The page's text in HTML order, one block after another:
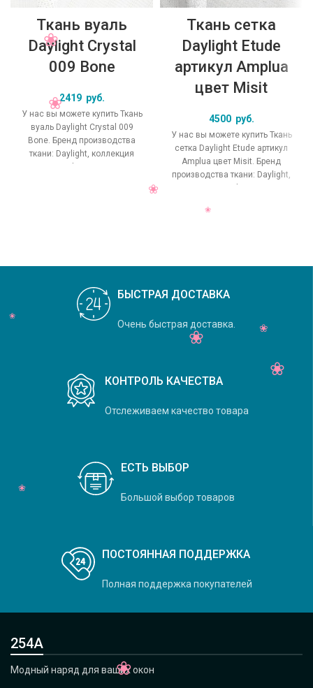
Ткань вуаль
Daylight Crystal
009 Bone
2419 руб.
У нас вы можете купить Ткань
вуаль Daylight Crystal 009
Bone. Бренд производства
ткани: Daylight, коллекция
Crystal, основной
Ткань сетка
Daylight Etude
артикул Amplua
цвет Misit
4500 руб.
У нас вы можете купить Ткань
сетка Daylight Etude артикул
Amplua цвет Misit. Бренд
производства ткани: Daylight,
коллекция Etude, основной
БЫСТРАЯ ДОСТАВКА
Очень быстрая доставка.
КОНТРОЛЬ КАЧЕСТВА
Отслеживаем качество товара
ЕСТЬ ВЫБОР
Большой выбор товаров
ПОСТОЯННАЯ ПОДДЕРЖКА
Полная поддержка покупателей
254А
Модный наряд для ваших окон